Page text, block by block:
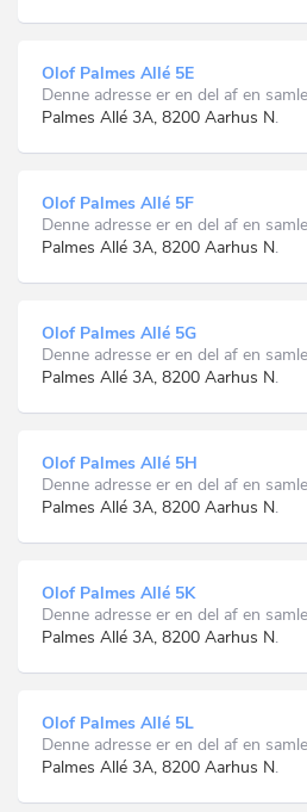
Olof Palmes Allé 5E
Denne adresse er en del af en
Palmes Allé 3A, 8200 Aarhus N.
Olof Palmes Allé 5F
Denne adresse er en del af en
Palmes Allé 3A, 8200 Aarhus N.
Olof Palmes Allé 5G
Denne adresse er en del af en
Palmes Allé 3A, 8200 Aarhus N.
Olof Palmes Allé 5H
Denne adresse er en del af en
Palmes Allé 3A, 8200 Aarhus N.
Olof Palmes Allé 5K
Denne adresse er en del af en
Palmes Allé 3A, 8200 Aarhus N.
Olof Palmes Allé 5L
Denne adresse er en del af en
Palmes Allé 3A, 8200 Aarhus N.